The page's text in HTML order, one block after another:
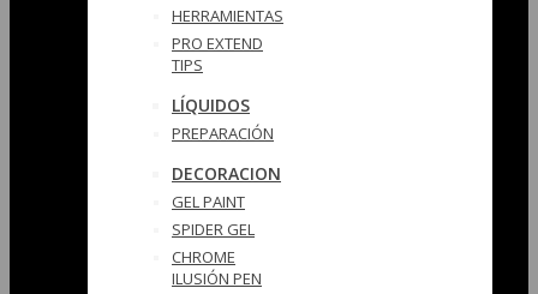
HERRAMIENTAS
PRO EXTEND
TIPS
LÍQUIDOS
PREPARACIÓN
DECORACION
GEL PAINT
SPIDER GEL
CHROME
ILUSIÓN PEN